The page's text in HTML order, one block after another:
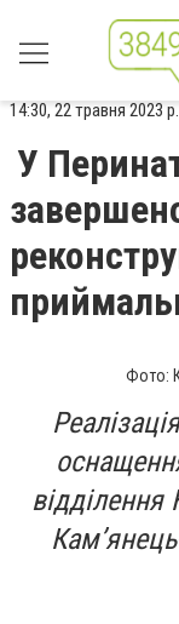
14:30, 22 травня 2023 р.
У
Фото: